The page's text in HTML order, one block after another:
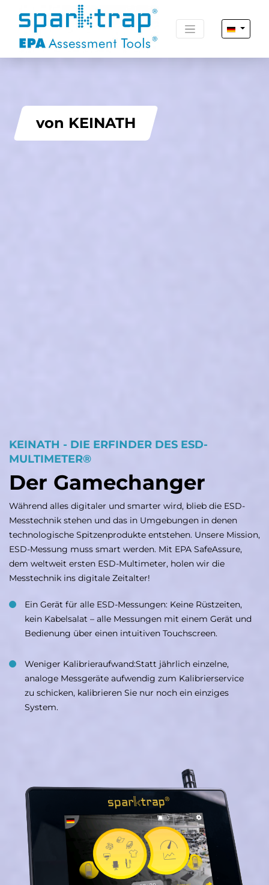
von KEINATH
KEINATH - DIE ERFINDER DES ESD-
MULTIMETER®
Der Gamechanger
Während alles digitaler und smarter wird, blieb die ESD-
Messtechnik stehen und das in Umgebungen in denen
technologische Spitzenprodukte entstehen. Unsere Mission,
ESD-Messung muss smart werden. Mit EPA SafeAssure,
dem weltweit ersten ESD-Multimeter, holen wir die
Messtechnik ins digitale Zeitalter!
Ein Gerät für alle ESD-Messungen: Keine Rüstzeiten,
kein Kabelsalat – alle Messungen mit einem Gerät und
Bedienung über einen intuitiven Touchscreen.
Weniger Kalibrieraufwand:Statt jährlich einzelne,
analoge Messgeräte aufwendig zum Kalibrierservice
zu schicken, kalibrieren Sie nur noch ein einziges
System.